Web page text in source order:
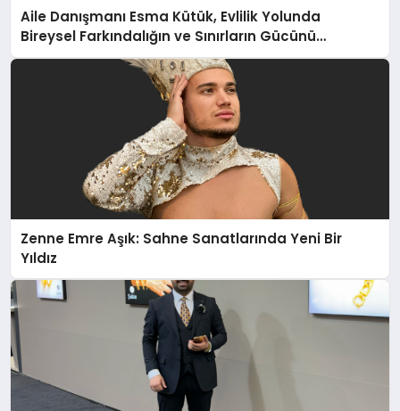
Aile Danışmanı Esma Kütük, Evlilik Yolunda
Bireysel Farkındalığın ve Sınırların Gücünü
Anlatıyor
Zenne Emre Aşık: Sahne Sanatlarında Yeni Bir
Yıldız